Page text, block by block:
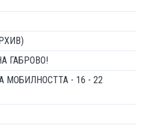
ГАБРОВО!
МОБИЛНОСТТА - 16 - 22